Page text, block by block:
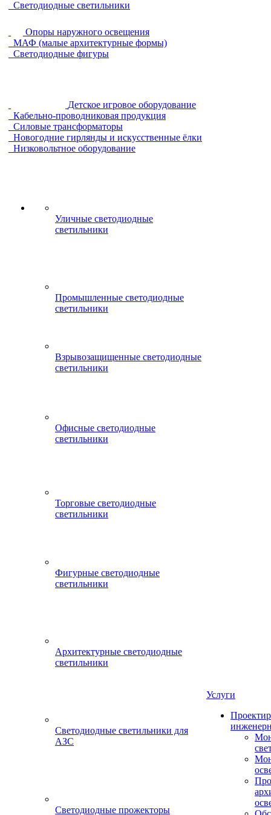
Светодиодные светильники
Опоры наружного освещения
МАФ (малые архитектурные формы)
Светодиодные фигуры
Детское игровое оборудование
Кабельно-проводниковая продукция
Силовые трансформаторы
Новогодние гирлянды и искусственные ёлки
Низковольтное оборудование
Уличные светодиодные
светильники
Промышленные светодиодные
светильники
Взрывозащищенные светодиодные
светильники
Офисные светодиодные
светильники
Торговые светодиодные
светильники
Фигурные светодиодные
светильники
Архитектурные светодиодные
светильники
Светодиодные светильники для
АЗС
Светодиодные прожекторы
Услуги